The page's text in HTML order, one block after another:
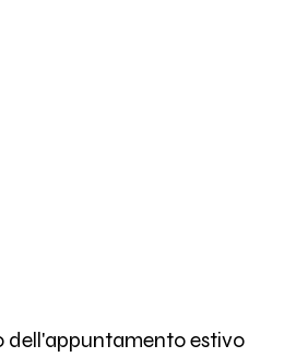
dell'appuntamento estivo